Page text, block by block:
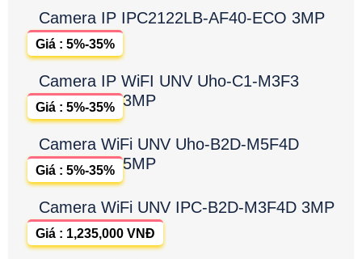
Camera IP IPC2122LB-AF40-ECO 3MP
Giá : 5%-35%
Camera IP WiFI UNV Uho-C1-M3F3
3MP
Giá : 5%-35%
Camera WiFi UNV Uho-B2D-M5F4D
5MP
Giá : 5%-35%
Camera WiFi UNV IPC-B2D-M3F4D 3MP
Giá : 1,235,000 VNĐ